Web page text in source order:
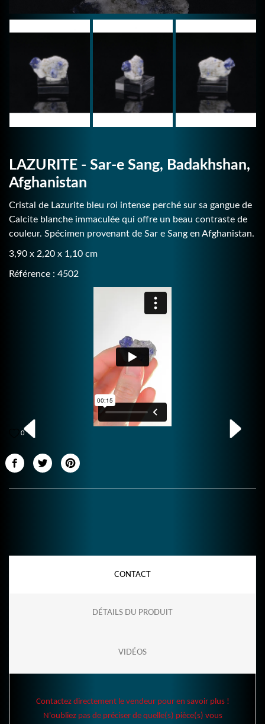
LAZURITE - Sar-e Sang, Badakhshan,
Afghanistan
Cristal de Lazurite bleu roi intense perché sur sa gangue de
Calcite blanche immaculée qui offre un beau contraste de
couleur. Spécimen provenant de Sar e Sang en Afghanistan.
3,90 x 2,20 x 1,10 cm
Référence : 4502
0
CONTACT
DÉTAILS DU PRODUIT
VIDÉOS
Contactez directement le vendeur pour en savoir plus !
N'oubliez pas de préciser de quelle(s) pièce(s) vous